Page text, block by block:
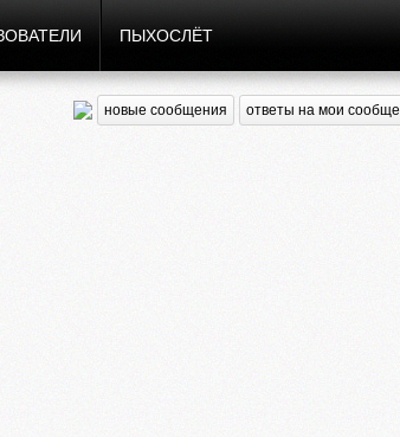
ПЫХОСЛЁТ
новые сообщения ответы на мои